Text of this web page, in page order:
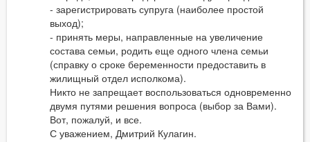
- зарегистрировать супруга (наиболее простой
выход);
- принять меры, направленные на увеличение
состава семьи, родить еще одного члена семьи
(справку о сроке беременности предоставить в
жилищный отдел исполкома).
Никто не запрещает воспользоваться одновременно
двумя путями решения вопроса (выбор за Вами).
Вот, пожалуй, и все.
С уважением, Дмитрий Кулагин.